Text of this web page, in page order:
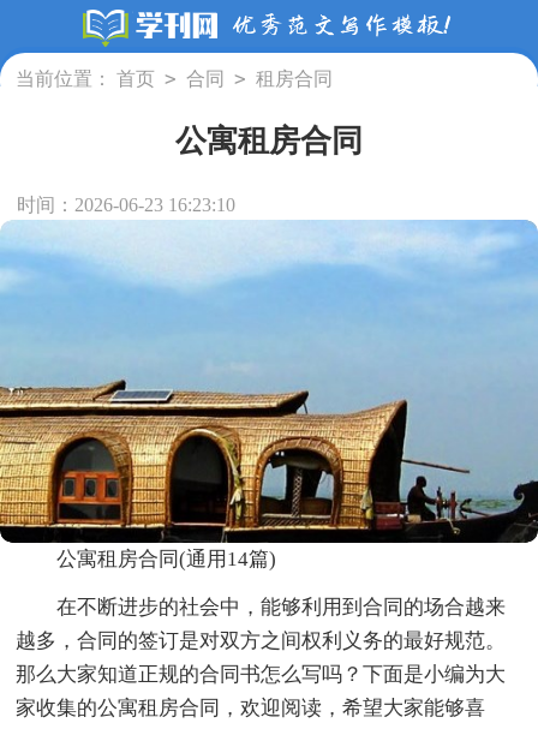
当前位置： 首页 > 合同 > 租房合同
公寓租房合同
时间：2026-06-23 16:23:10
公寓租房合同(通用14篇)
在不断进步的社会中，能够利用到合同的场合越来
越多，合同的签订是对双方之间权利义务的最好规范。
那么大家知道正规的合同书怎么写吗？下面是小编为大
家收集的公寓租房合同，欢迎阅读，希望大家能够喜